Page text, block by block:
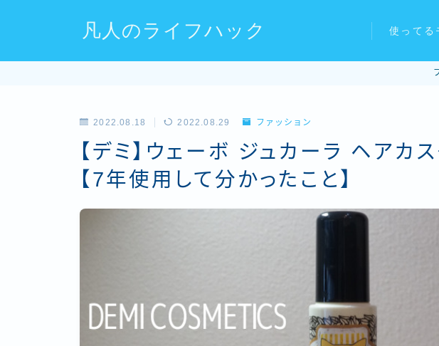
凡人のライフハック 使ってる
2022.08.18 2022.08.29 ファッション
【デミ】ウェーボ ジュカーラ ヘアカ
【7年使用して分かったこと】